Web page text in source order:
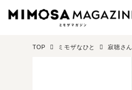
TOP ミモザなひと